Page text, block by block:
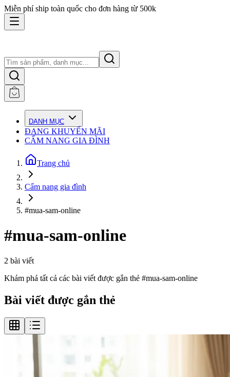
Miễn phí ship toàn quốc cho đơn hàng từ 500k
DANH MỤC
ĐANG KHUYẾN MÃI
CẨM NANG GIA ĐÌNH
Trang chủ
Cẩm nang gia đình
#mua-sam-online
#mua-sam-online
2 bài viết
Khám phá tất cả các bài viết được gắn thẻ #mua-sam-online
Bài viết được gắn thẻ